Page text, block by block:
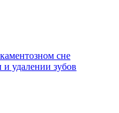
сне
удалении зубов